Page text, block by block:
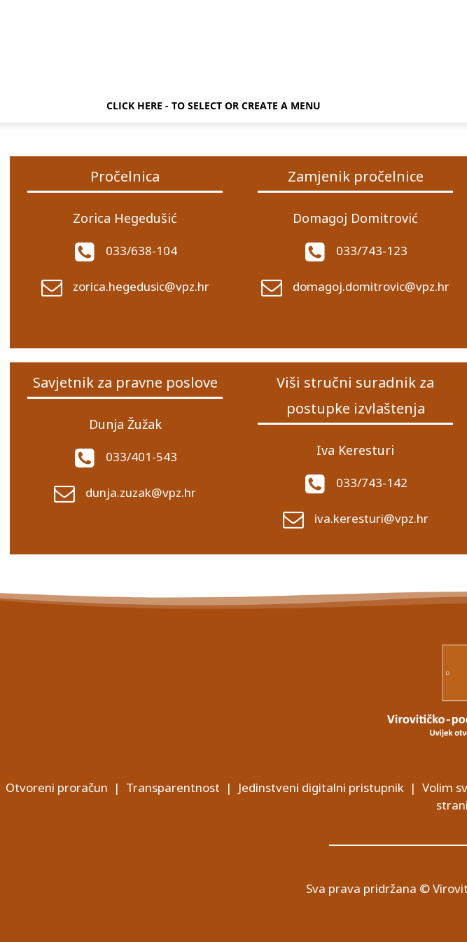
CLICK HERE - TO SELECT OR CREATE A MENU
Pročelnica
Zorica Hegedušić
033/638-104
zorica.hegedusic@vpz.hr
Zamjenik pročelnice
Domagoj Domitrović
033/743-123
domagoj.domitrovic@vpz.hr
Savjetnik za pravne poslove
Dunja Žužak
033/401-543
dunja.zuzak@vpz.hr
Viši stručni suradnik za
postupke izvlaštenja
Iva Keresturi
033/743-142
iva.keresturi@vpz.hr
Otvoreni proračun | Transparentnost | Jedinstveni digitalni pristupnik| Volim
Sva prava pridržana ©